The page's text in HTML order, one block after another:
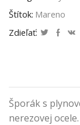
Štítok: Mareno
Zdieľať:
Šporák s
nerezovej